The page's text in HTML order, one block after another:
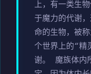
上，有一类生
于魔力的代谢
命的生物，被
个世界上的“精
谢。 魔族体内